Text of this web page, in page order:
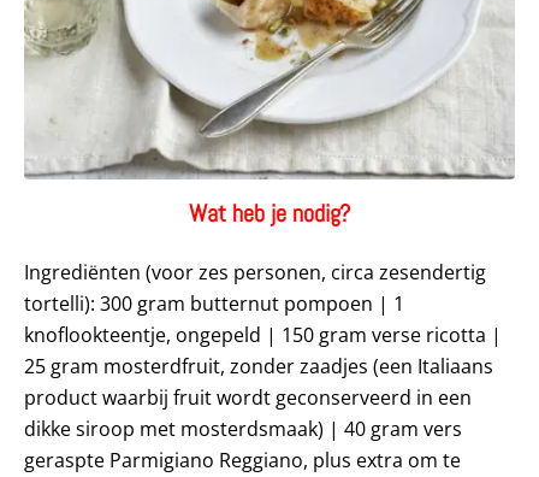
Wat heb je nodig?
Ingrediënten (voor zes personen, circa zesendertig
tortelli): 300 gram butternut pompoen | 1
knoflookteentje, ongepeld | 150 gram verse ricotta |
25 gram mosterdfruit, zonder zaadjes (een Italiaans
product waarbij fruit wordt geconserveerd in een
dikke siroop met mosterdsmaak) | 40 gram vers
geraspte Parmigiano Reggiano, plus extra om te